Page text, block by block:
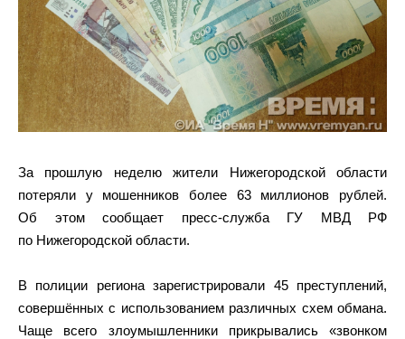
За прошлую неделю жители Нижегородской области
потеряли у мошенников более 63 миллионов рублей.
Об этом сообщает пресс-служба ГУ МВД РФ
по Нижегородской области.
В полиции региона зарегистрировали 45 преступлений,
совершённых с использованием различных схем обмана.
Чаще всего злоумышленники прикрывались «звонком